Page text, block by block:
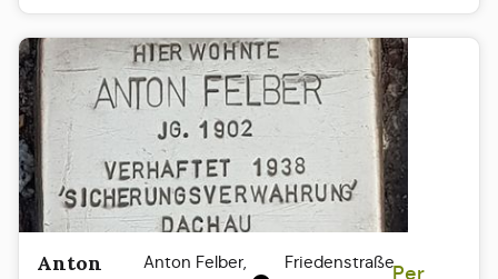
Anton
Anton Felber,
FriedenstraßePer